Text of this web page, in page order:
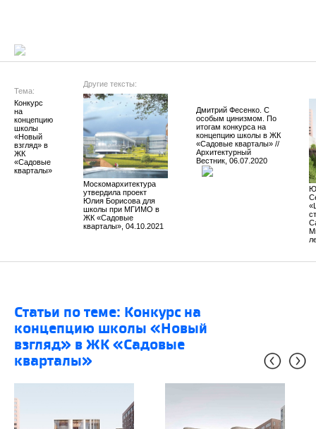
Тема:
Конкурс
на
концепцию
школы
«Новый
взгляд» в
ЖК
«Садовые
кварталы»
Другие тексты:
Москомархитектура
утвердила проект
Юлия Борисова для
школы при МГИМО в
ЖК «Садовые
кварталы», 04.10.2021
Дмитрий Фесенко. С
особым цинизмом. По
итогам конкурса на
концепцию школы в ЖК
«Садовые кварталы» //
Архитектурный
Вестник, 06.07.2020
Статьи по теме: Конкурс на
концепцию школы «Новый
взгляд» в ЖК «Садовые
кварталы»